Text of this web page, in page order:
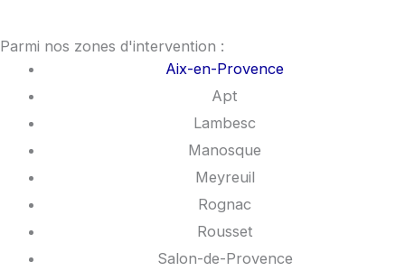
e
b
o
o
k
t
Parmi nos zones d'intervention :
Aix-en-Provence
Apt
Lambesc
Manosque
Meyreuil
Rognac
Rousset
Salon-de-Provence